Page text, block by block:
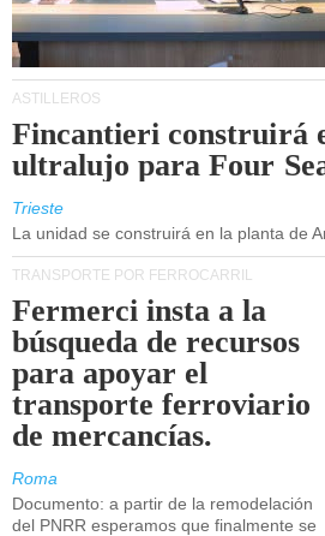
ASTILLEROS
Fincantieri construirá
ultralujo para Four
Trieste
La unidad se construirá en la planta de
TRANSPORTE POR FERROCARRIL
Fermerci insta a la
búsqueda de recursos
para apoyar el
transporte ferroviario
de mercancías.
Roma
Documento: a partir de la remodelación
del PNRR esperamos que finalmente se